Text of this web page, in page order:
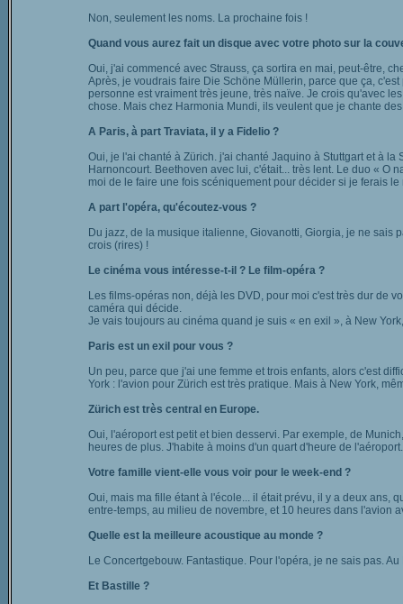
Non, seulement les noms. La prochaine fois !
Quand vous aurez fait un disque avec votre photo sur la
Oui, j'ai commencé avec Strauss, ça sortira en mai, peut-être,
Après, je voudrais faire Die Schöne Müllerin, parce que ça,
personne est vraiment très jeune, très naïve. Je crois qu'avec
chose. Mais chez Harmonia Mundi, ils veulent que je chante
A Paris, à part Traviata, il y a Fidelio ?
Oui, je l'ai chanté à Zürich. j'ai chanté Jaquino à Stuttgart et à
Harnoncourt. Beethoven avec lui, c'était... très lent. Le duo « O
moi de le faire une fois scéniquement pour décider si je ferais
A part l'opéra, qu'écoutez-vous ?
Du jazz, de la musique italienne, Giovanotti, Giorgia, je ne sais
crois (rires) !
Le cinéma vous intéresse-t-il ? Le film-opéra ?
Les films-opéras non, déjà les DVD, pour moi c'est très dur de
caméra qui décide.
Je vais toujours au cinéma quand je suis « en exil », à New
Paris est un exil pour vous ?
Un peu, parce que j'ai une femme et trois enfants, alors c'est
York : l'avion pour Zürich est très pratique. Mais à New York,
Zürich est très central en Europe.
Oui, l'aéroport est petit et bien desservi. Par exemple, de
heures de plus. J'habite à moins d'un quart d'heure de
Votre famille vient-elle vous voir pour le week-end ?
Oui, mais ma fille étant à l'école... il était prévu, il y a deux ans,
entre-temps, au milieu de novembre, et 10 heures dans l'avion
Quelle est la meilleure acoustique au monde ?
Le Concertgebouw. Fantastique. Pour l'opéra, je ne sais pas.
Et Bastille ?